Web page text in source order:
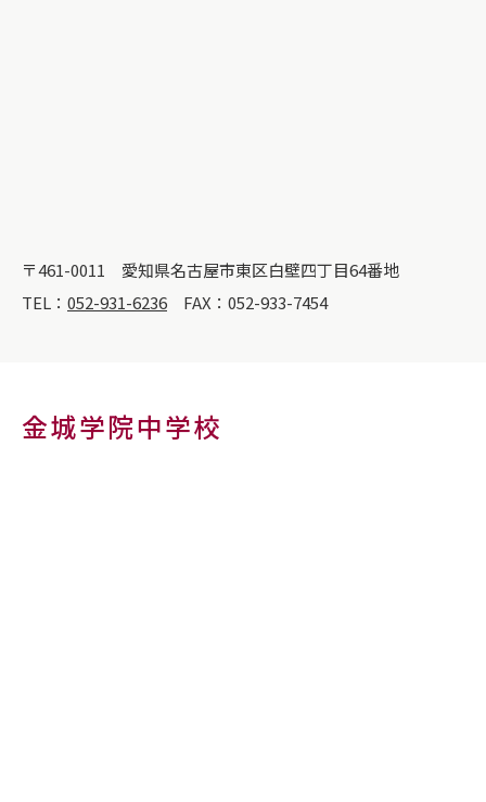
〒461-0011 愛知県名古屋市東区白壁四丁目64番地
TEL： 052-931-6236 FAX：052-933-7454
金城学院中学校